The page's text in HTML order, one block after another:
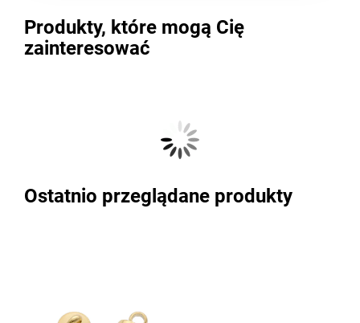
Produkty, które mogą Cię
zainteresować
Ostatnio przeglądane produkty